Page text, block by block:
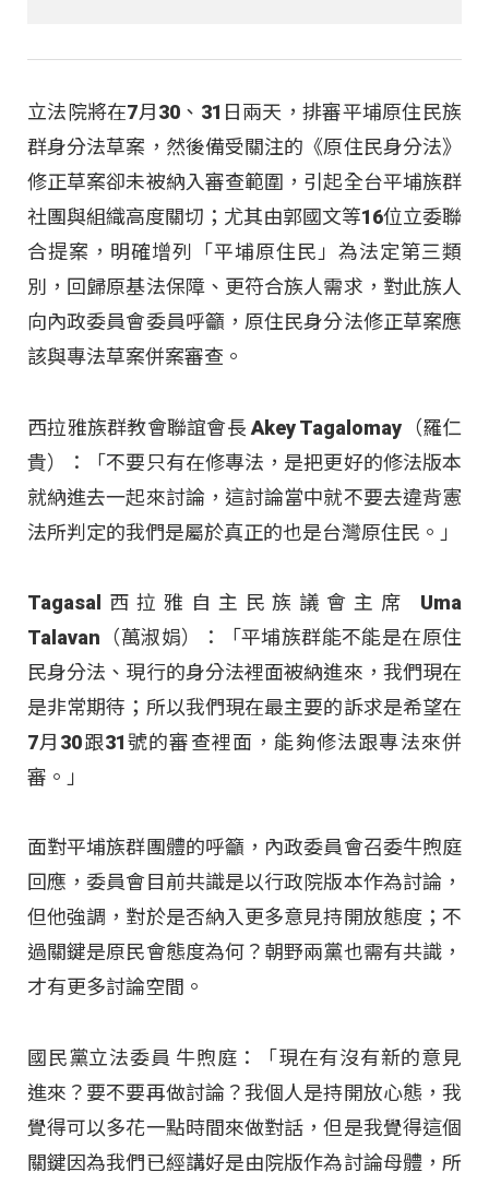
立法院將在7月30、31日兩天，排審平埔原住民族
群身分法草案，然後備受關注的《原住民身分法》
修正草案卻未被納入審查範圍，引起全台平埔族群
社團與組織高度關切；尤其由郭國文等16位立委聯
合提案，明確增列「平埔原住民」為法定第三類
別，回歸原基法保障、更符合族人需求，對此族人
向內政委員會委員呼籲，原住民身分法修正草案應
該與專法草案併案審查。
西拉雅族群教會聯誼會長 Akey Tagalomay（羅仁
貴）：「不要只有在修專法，是把更好的修法版本
就納進去一起來討論，這討論當中就不要去違背憲
法所判定的我們是屬於真正的也是台灣原住民。」
Tagasal西拉雅自主民族議會主席 Uma
Talavan（萬淑娟）：「平埔族群能不能是在原住
民身分法、現行的身分法裡面被納進來，我們現在
是非常期待；所以我們現在最主要的訴求是希望在
7月30跟31號的審查裡面，能夠修法跟專法來併
審。」
面對平埔族群團體的呼籲，內政委員會召委牛煦庭
回應，委員會目前共識是以行政院版本作為討論，
但他強調，對於是否納入更多意見持開放態度；不
過關鍵是原民會態度為何？朝野兩黨也需有共識，
才有更多討論空間。
國民黨立法委員 牛煦庭：「現在有沒有新的意見
進來？要不要再做討論？我個人是持開放心態，我
覺得可以多花一點時間來做對話，但是我覺得這個
關鍵因為我們已經講好是由院版作為討論母體，所